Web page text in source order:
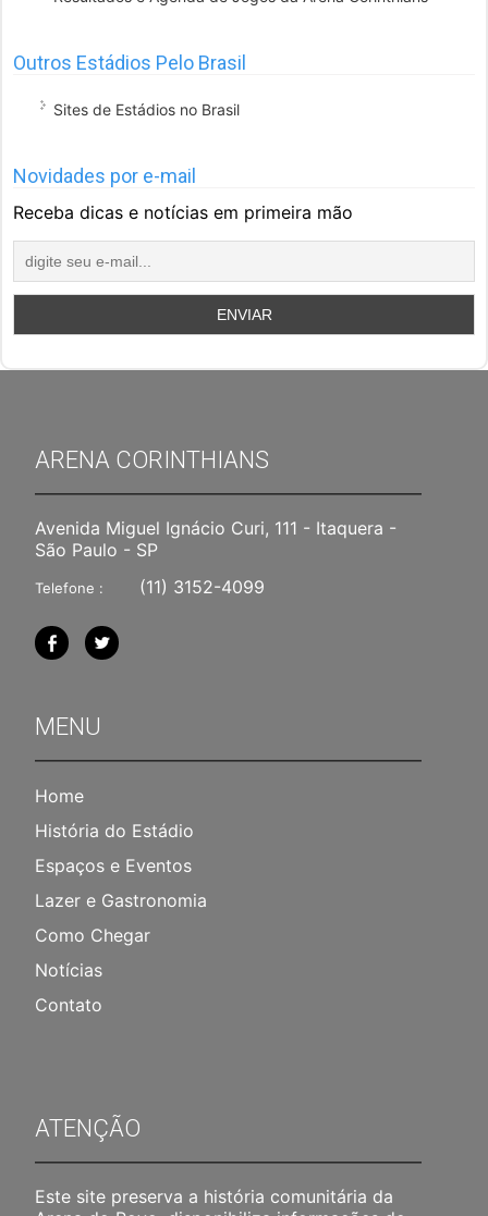
Outros Estádios Pelo Brasil
Sites de Estádios no Brasil
Novidades por e-mail
Receba dicas e notícias em primeira mão
ARENA CORINTHIANS
Avenida Miguel Ignácio Curi, 111 - Itaquera -
São Paulo - SP
Telefone : (11) 3152-4099
MENU
Home
História do Estádio
Espaços e Eventos
Lazer e Gastronomia
Como Chegar
Notícias
Contato
ATENÇÃO
Este site preserva a história comunitária da